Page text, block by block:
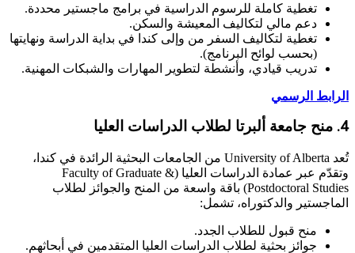
تغطية كاملة للرسوم الدراسية في برامج ماجستير محددة.
دعم مالي لتكاليف المعيشة والسكن.
تغطية لتكاليف السفر من وإلى كندا في بداية الدراسة ونهايتها
(بحسب لوائح البرنامج).
تدريب قيادي، وأنشطة لتطوير المهارات والشبكات المهنية.
الرابط الرسمي
4. منح جامعة ألبرتا لطلاب الدراسات العليا
تُعد University of Alberta من الجامعات البحثية الرائدة في كندا،
وتقدّم عبر عمادة الدراسات العليا (Faculty of Graduate &
Postdoctoral Studies) باقة واسعة من المنح والجوائز لطلاب
الماجستير والدكتوراه، تشمل:
منح قبول للطلاب الجدد.
جوائز بحثية لطلاب الدراسات العليا المتقدمين في أبحاثهم.